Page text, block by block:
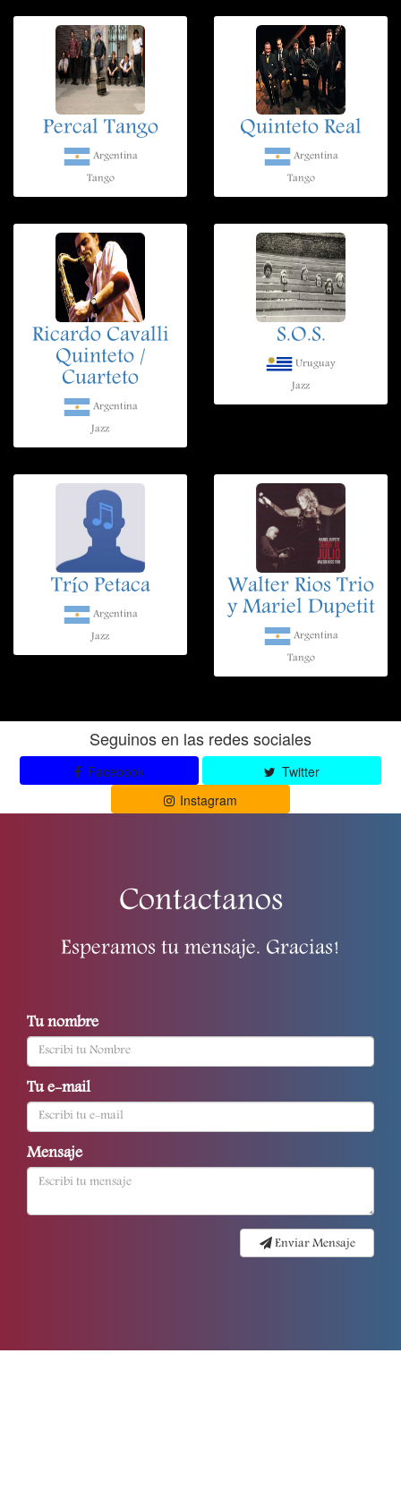
Percal Tango
Argentina
Tango
Quinteto Real
Argentina
Tango
Ricardo Cavalli
Quinteto /
Cuarteto
Argentina
Jazz
S.O.S.
Uruguay
Jazz
Trío Petaca
Argentina
Jazz
Walter Rios Trio
y Mariel Dupetit
Argentina
Tango
Seguinos en las redes sociales
Facebook
Twitter
Instagram
Contactanos
Esperamos tu mensaje. Gracias!
Tu nombre
Tu e-mail
Mensaje
Enviar Mensaje